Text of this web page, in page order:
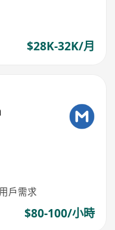
$28K-32K/月
戶需求
$80-100/小時